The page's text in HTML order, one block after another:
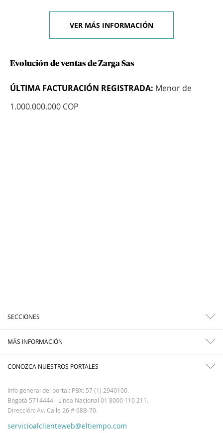
VER MÁS INFORMACIÓN
Evolución de ventas de Zarga Sas
ÚLTIMA FACTURACIÓN REGISTRADA: Menor de
1.000.000.000 COP
SECCIONES
MÁS INFORMACIÓN
CONOZCA NUESTROS PORTALES
Info general del portal: PBX: 57 (1) 2940100.
Bogotá 5714444 - Línea Nacional 01 8000 110 211.
Dirección: Av. Calle 26 # 68B-70.
servicioalclienteweb@eltiempo.com